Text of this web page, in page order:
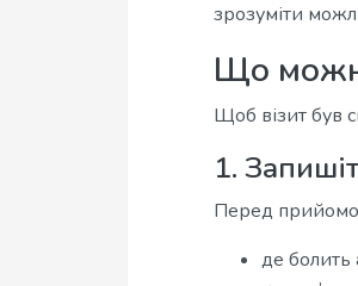
зрозуміти
Що
Щоб візит був
1.
Перед
де